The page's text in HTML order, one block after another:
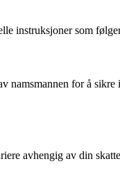
instruksjoner som
namsmannen for å
avhengig av din